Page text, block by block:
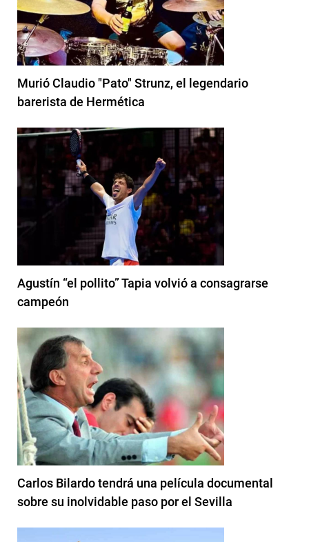
Murió Claudio "Pato" Strunz, el legendario
barerista de Hermética
Agustín “el pollito” Tapia volvió a consagrarse
campeón
Carlos Bilardo tendrá una película documental
sobre su inolvidable paso por el Sevilla